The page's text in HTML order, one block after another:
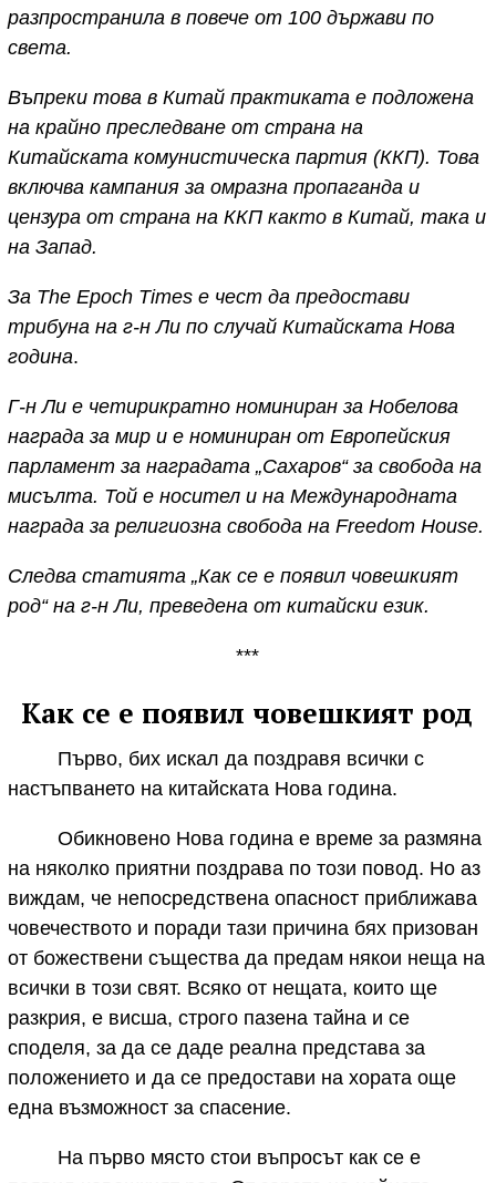
разпространила в повече от 100 държави по
света.
Въпреки това в Китай практиката е подложена
на крайно преследване от страна на
Китайската комунистическа партия (ККП). Това
включва кампания за омразна пропаганда и
цензура от страна на ККП както в Китай, така и
на Запад.
За The Epoch Times е чест да предостави
трибуна на г-н Ли по случай Китайската Нова
година.
Г-н Ли е четирикратно номиниран за Нобелова
награда за мир и е номиниран от Европейския
парламент за наградата „Сахаров“ за свобода на
мисълта. Той е носител и на Международната
награда за религиозна свобода на Freedom House.
Следва статията „Как се е появил човешкият
род“ на г-н Ли, преведена от китайски език.
***
Как се е появил човешкият род
Първо, бих искал да поздравя всички с
настъпването на китайската Нова година.
Обикновено Нова година е време за размяна
на няколко приятни поздрава по този повод. Но аз
виждам, че непосредствена опасност приближава
човечеството и поради тази причина бях призован
от божествени същества да предам някои неща на
всички в този свят. Всяко от нещата, които ще
разкрия, е висша, строго пазена тайна и се
споделя, за да се даде реална представа за
положението и да се предостави на хората още
една възможност за спасение.
На първо място стои въпросът как се е